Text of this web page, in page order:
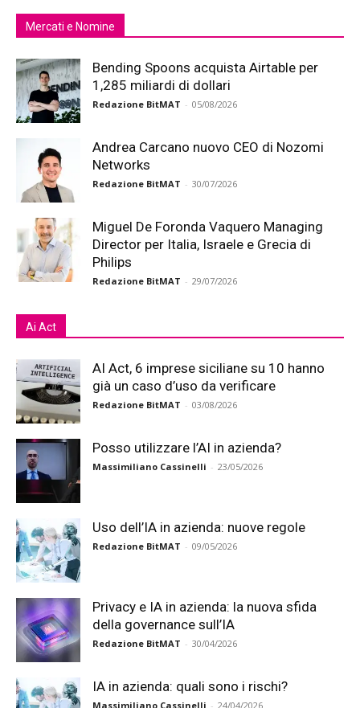
Mercati e Nomine
Bending Spoons acquista Airtable per
1,285 miliardi di dollari
Redazione BitMAT - 05/08/2026
Andrea Carcano nuovo CEO di Nozomi
Networks
Redazione BitMAT - 30/07/2026
Miguel De Foronda Vaquero Managing
Director per Italia, Israele e Grecia di
Philips
Redazione BitMAT - 29/07/2026
Ai Act
AI Act, 6 imprese siciliane su 10 hanno
già un caso d’uso da verificare
Redazione BitMAT - 03/08/2026
Posso utilizzare l’AI in azienda?
Massimiliano Cassinelli - 23/05/2026
Uso dell’IA in azienda: nuove regole
Redazione BitMAT - 09/05/2026
Privacy e IA in azienda: la nuova sfida
della governance sull’IA
Redazione BitMAT - 30/04/2026
IA in azienda: quali sono i rischi?
Massimiliano Cassinelli - 24/04/2026